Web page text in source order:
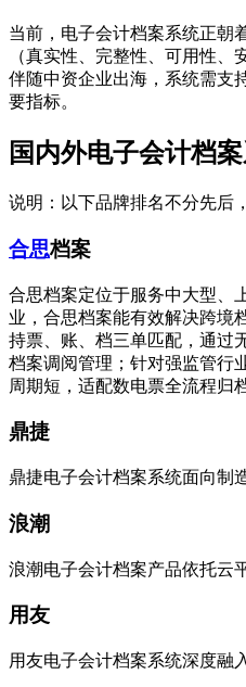
当前，电子会计档案系统正朝
（真实性、完整性、可用性
伴随中资企业出海，系统需支
要指标。
国内外电子会计档
说明：以下品牌排名不分先后
合思档案
合思档案定位于服务中大型、
业，合思档案能有效解决跨境
持票、账、档三单匹配，通过
档案调阅管理；针对强监管行
周期短，适配数电票全流程归
鼎捷
鼎捷电子会计档案系统面向制
浪潮
浪潮电子会计档案产品依托云
用友
用友电子会计档案系统深度融